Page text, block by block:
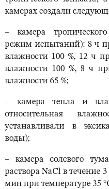
камерах создали
– камера
режим испытаний): 8 ч
влажности 100 %, 12 ч
влажности 100 %, 8 ч
влажности 65 %;
– камера тепла и
относительная
устанавливали в
воды);
– камера солевого
раствора NaCl в течение
мин при температуре 35